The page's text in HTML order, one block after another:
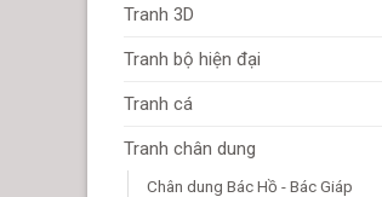
Tranh 3D
Tranh bộ hiện đại
Tranh cá
Tranh chân dung
Chân dung Bác Hồ - Bác Giáp